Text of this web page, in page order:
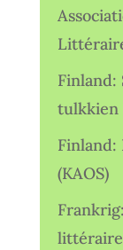
Finland:
tulkkien
Finland:
(KAOS)